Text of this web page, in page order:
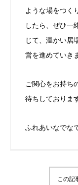
ような場をつく
したら、ぜひ一
じて、温かい居
営を進めていき
ご関心をお持ち
待ちしておりま
ふれあいなでな
この記